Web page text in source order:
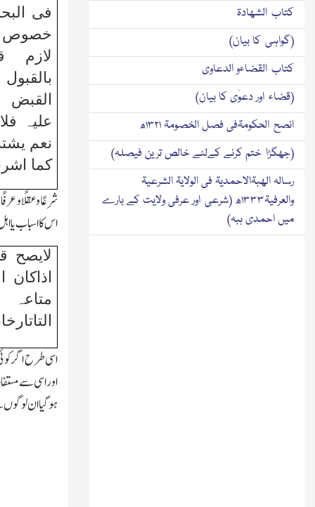
فی
خصوص
لازم
القبض
علیہ
نعم
کما
شرعًاوعقلًا
اس کا اسباب یا
لایصح
اذاکان
اسی طرح اگر
اور اسی سے
ہوگیا ان لوگوں
کتاب الشھادۃ
(گواہی کا بیان)
کتاب القضاءو الدعاوی
(قضاء اور دعوٰی کا بیان)
انصح الحکومۃفی فصل الخصومۃ ۱۳۲۱ھ
(جھگڑا ختم کرنے کےلئے خالص ترین فیصلہ)
رسالہ الھبۃالاحمدیۃ فی الولایۃ الشرعیۃ
والعرفیۃ۱۳۳۳ھ (شرعی اور عرفی ولایت کے بارے
میں احمدی ہبہ)